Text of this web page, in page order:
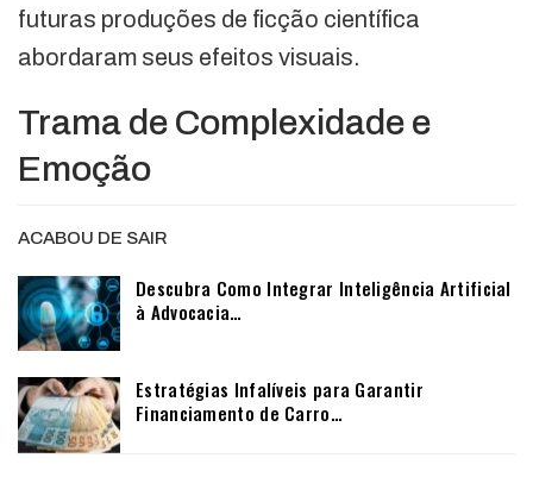
futuras produções de ficção científica
abordaram seus efeitos visuais.
Trama de Complexidade e
Emoção
ACABOU DE SAIR
Descubra Como Integrar Inteligência Artificial
à Advocacia…
Estratégias Infalíveis para Garantir
Financiamento de Carro…